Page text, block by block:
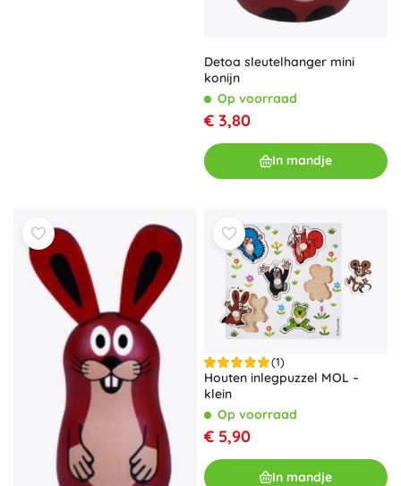
Detoa sleutelhanger mini
konijn
Op voorraad
€ 3,80
In mandje
(1)
Houten inlegpuzzel MOL –
klein
Op voorraad
€ 5,90
In mandje